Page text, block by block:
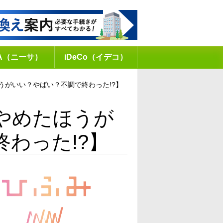
ニーサ） iDeCo（イデコ）
いい？やばい？不調で終わった!?】
めたほうが
った!?】